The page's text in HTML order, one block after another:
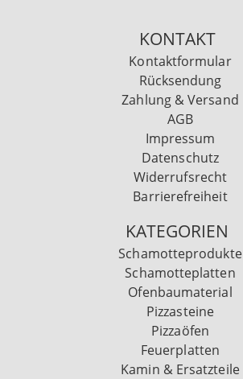
KONTAKT
Kontaktformular
Rücksendung
Zahlung & Versand
AGB
Impressum
Datenschutz
Widerrufsrecht
Barrierefreiheit
KATEGORIEN
Schamotteprodukte
Schamotteplatten
Ofenbaumaterial
Pizzasteine
Pizzaöfen
Feuerplatten
Kamin & Ersatzteile